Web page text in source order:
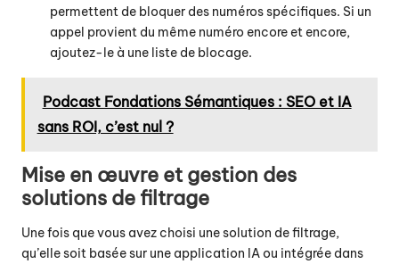
permettent de bloquer des numéros spécifiques. Si un
appel provient du même numéro encore et encore,
ajoutez-le à une liste de blocage.
Podcast Fondations Sémantiques : SEO et IA
sans ROI, c’est nul ?
Mise en œuvre et gestion des
solutions de filtrage
Une fois que vous avez choisi une solution de filtrage,
qu’elle soit basée sur une application IA ou intégrée dans